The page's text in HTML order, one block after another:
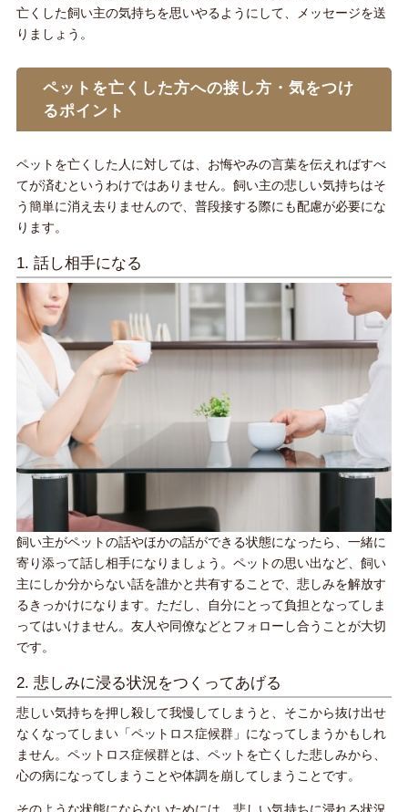
亡くした飼い主の気持ちを思いやるようにして、メッセージを送
りましょう。
ペットを亡くした方への接し方・気をつけ
るポイント
ペットを亡くした人に対しては、お悔やみの言葉を伝えればすべ
てが済むというわけではありません。飼い主の悲しい気持ちはそ
う簡単に消え去りませんので、普段接する際にも配慮が必要にな
ります。
1. 話し相手になる
飼い主がペットの話やほかの話ができる状態になったら、一緒に
寄り添って話し相手になりましょう。ペットの思い出など、飼い
主にしか分からない話を誰かと共有することで、悲しみを解放す
るきっかけになります。ただし、自分にとって負担となってしま
ってはいけません。友人や同僚などとフォローし合うことが大切
です。
2. 悲しみに浸る状況をつくってあげる
悲しい気持ちを押し殺して我慢してしまうと、そこから抜け出せ
なくなってしまい「ペットロス症候群」になってしまうかもしれ
ません。ペットロス症候群とは、ペットを亡くした悲しみから、
心の病になってしまうことや体調を崩してしまうことです。